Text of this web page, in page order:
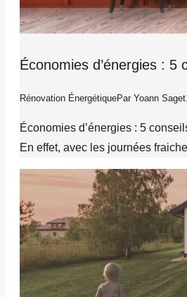
Économies d’énergies :
Rénovation ÉnergétiquePar Yoann Saget
Économies d’énergies : 5
En effet, avec les journées